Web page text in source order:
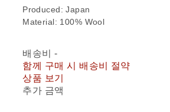
Produced: Japan
Material: 100% Wool
배송비-
함께 구매 시 배송비 절약
상품 보기
추가 금액